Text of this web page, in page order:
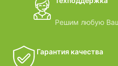
Решим любую
Гарантия качества